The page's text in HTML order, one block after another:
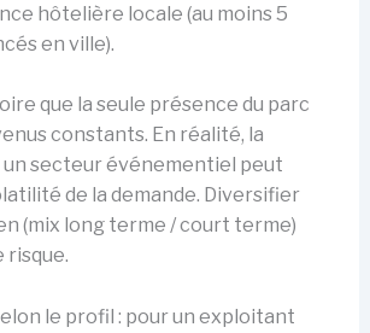
hôtelière locale (au moins 5
en ville).
que la seule présence du parc
constants. En réalité, la
un secteur événementiel peut
de la demande. Diversifier
(mix long terme / court terme)
risque.
le profil : pour un exploitant